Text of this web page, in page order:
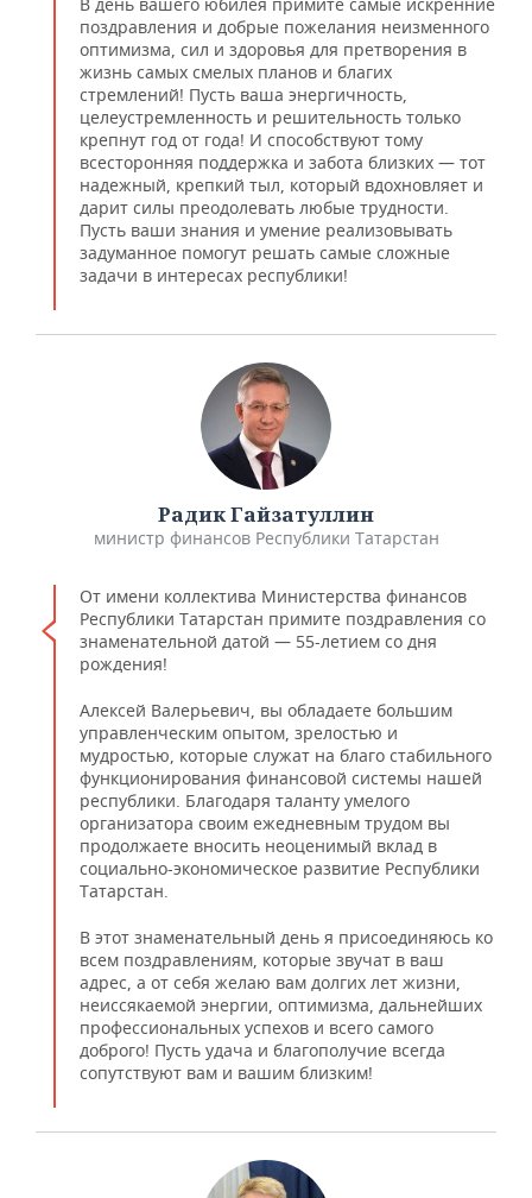
поздравления и добрые пожелания неизменного
оптимизма, сил и здоровья для претворения в
жизнь самых смелых планов и благих
стремлений! Пусть ваша энергичность,
целеустремленность и решительность только
крепнут год от года! И способствуют тому
всесторонняя поддержка и забота близких — тот
надежный, крепкий тыл, который вдохновляет и
дарит силы преодолевать любые трудности.
Пусть ваши знания и умение реализовывать
задуманное помогут решать самые сложные
задачи в интересах республики!
Радик Гайзатуллин
министр финансов Республики Татарстан
От имени коллектива Министерства финансов
Республики Татарстан примите поздравления со
знаменательной датой — 55-летием со дня
рождения!
Алексей Валерьевич, вы обладаете большим
управленческим опытом, зрелостью и
мудростью, которые служат на благо стабильного
функционирования финансовой системы нашей
республики. Благодаря таланту умелого
организатора своим ежедневным трудом вы
продолжаете вносить неоценимый вклад в
социально-экономическое развитие Республики
Татарстан.
В этот знаменательный день я присоединяюсь ко
всем поздравлениям, которые звучат в ваш
адрес, а от себя желаю вам долгих лет жизни,
неиссякаемой энергии, оптимизма, дальнейших
профессиональных успехов и всего самого
доброго! Пусть удача и благополучие всегда
сопутствуют вам и вашим близким!